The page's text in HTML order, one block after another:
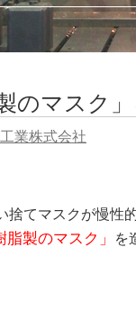
のマスク
業株式会社
捨てマスクが慢性
脂製のマスク」
を